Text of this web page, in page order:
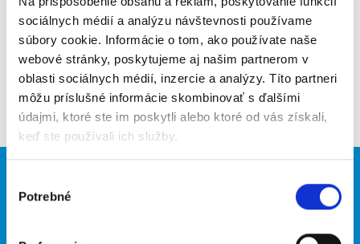
sociálnych médií a analýzu návštevnosti používame
súbory cookie. Informácie o tom, ako používate naše
webové stránky, poskytujeme aj našim partnerom v
oblasti sociálnych médií, inzercie a analýzy. Títo partneri
môžu príslušné informácie skombinovať s ďalšími
údajmi, ktoré ste im poskytli alebo ktoré od vás získali,
keď ste používali ich služby.
súhlasu
Potrebné
Pridať do obľúbených
Späť